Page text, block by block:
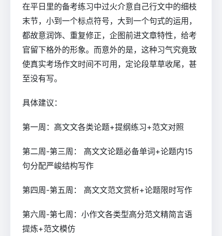
在平日里的备考练习中过火介意自己行文中的细枝
末节，小到一个标点符号，大到一个句式的运用，
都故意润饰、重复修正，企图前进文章特性，给考
官留下格外的形象。而意外的是，这种习气究竟致
使真实考场作文时间不可用，定论段草草收尾，甚
至没有写。
具体建议：
第一周：高文文各类论题+提纲练习+范文对照
第二周-第三周： 高文文论题必备单词+论题内15
句分配严峻结构写作
第四周-第五周： 高文文范文赏析+论题限时写作
第六周-第七周：小作文各类型高分范文精简言语
提炼+范文模仿